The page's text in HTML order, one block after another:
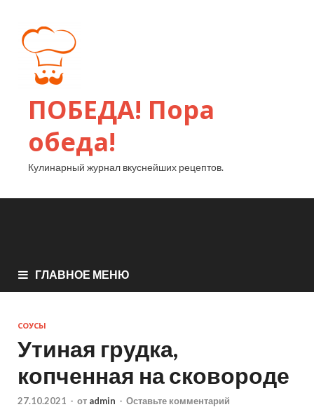
ПОБЕДА! Пора
обеда!
Кулинарный журнал вкуснейших рецептов.
ГЛАВНОЕ МЕНЮ
СОУСЫ
Утиная грудка,
копченная на сковороде
27.10.2021 - от admin - Оставьте комментарий